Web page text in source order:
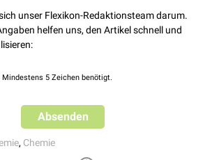
undKetonengroße Unterschiede im
,Glyoxylsäure)
zwei Carboxylgruppen (z.B.
Besitzen drei Carboxylgruppen (z.B.
unser Flexikon-Redaktionsteam darum.
helfen uns, den Artikel schnell und
5 Zeichen benötigt.
Absenden
, Chemie